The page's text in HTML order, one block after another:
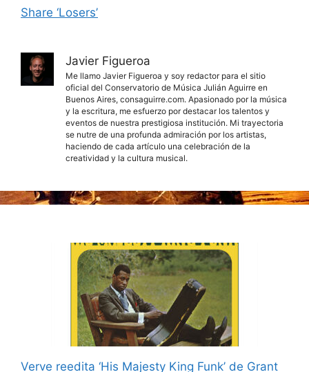
Share ‘Losers’
Javier Figueroa
Me llamo Javier Figueroa y soy redactor para el sitio
oficial del Conservatorio de Música Julián Aguirre en
Buenos Aires, consaguirre.com. Apasionado por la música
y la escritura, me esfuerzo por destacar los talentos y
eventos de nuestra prestigiosa institución. Mi trayectoria
se nutre de una profunda admiración por los artistas,
haciendo de cada artículo una celebración de la
creatividad y la cultura musical.
Verve reedita ‘His Majesty King Funk’ de Grant